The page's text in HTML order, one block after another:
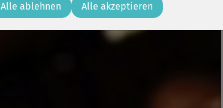
Alle ablehnen Alle akzeptieren